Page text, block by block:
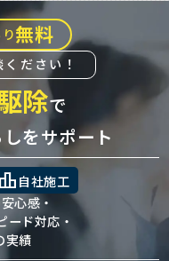
無料
ださい！
除で
をサポート
leaderboard 自社施工
心感・
ード対応・
実績